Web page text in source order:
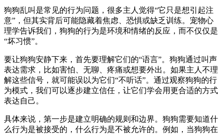
狗狗乱叫是常见的行为问题，很多主人觉得“它只是想引起注
意”，但其实背后可能隐藏着焦虑、恐惧或缺乏训练。宠物心
理学告诉我们，狗狗的行为是环境和情绪的反应，而不仅仅是
“坏习惯”。
要让狗狗安静下来，首先要理解它们的“语言”。狗狗通过叫声
表达需求，比如害怕、无聊、疼痛或想要外出。如果主人不理
解这些信号，就可能误以为它们“不听话”。通过观察狗狗的行
为模式，我们可以逐步建立信任，让它们学会用更合适的方式
表达自己。
具体来说，第一步是建立明确的规则和边界。狗狗需要知道什
么行为是被接受的，什么行为是不被允许的。例如，当狗狗在